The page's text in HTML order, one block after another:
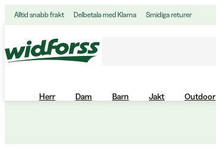
Alltid snabb frakt Delbetala med Klarna Smidiga returer
Herr Dam Barn Jakt Outdoor